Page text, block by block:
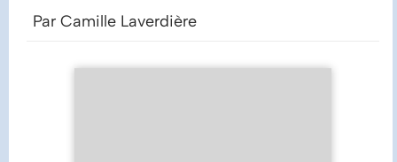
Par Camille Laverdière